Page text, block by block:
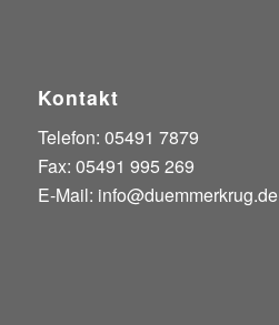
Kontakt
Telefon: 05491 7879
Fax: 05491 995 269
E-Mail: info@duemmerkrug.de